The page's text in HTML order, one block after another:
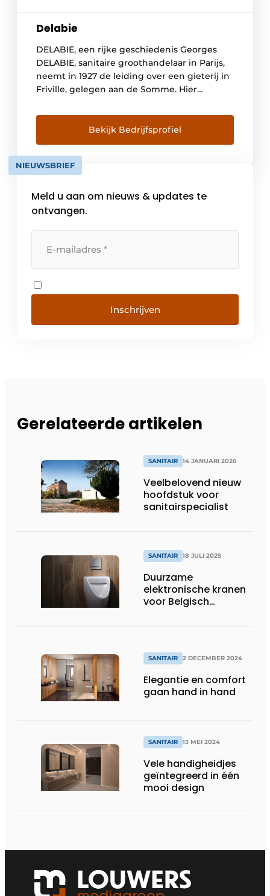
Delabie
DELABIE, een rijke geschiedenis Georges
DELABIE, sanitaire groothandelaar in Parijs,
neemt in 1927 de leiding over een gieterij in
Friville, gelegen aan de Somme. Hier
vloerhevels voor badkamers en keukens. De
volgende generaties streven steeds naar
een groei van het familiebedrijf, maar willen
de identiteit van het merk en de […]
Bekijk Bedrijfsprofiel
NIEUWSBRIEF
Meld u aan om nieuws & updates te
ontvangen.
Inschrijven
Gerelateerde artikelen
SANITAIR 14 JANUARI 2026
Veelbelovend nieuw
hoofdstuk voor
sanitairspecialist
SANITAIR 18 JULI 2025
Duurzame
elektronische kranen
voor Belgisch
SANITAIR 2 DECEMBER 2024
Elegantie en comfort
gaan hand in hand
SANITAIR 13 MEI 2024
Vele handigheidjes
geïntegreerd in één
mooi design